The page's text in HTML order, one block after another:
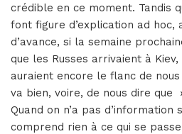
crédible en ce moment. Tandis
font figure d’explication ad hoc,
d’avance, si la semaine
que les Russes arrivaient à
auraient encore le flanc de
va bien, voire, de nous dire que
Quand on n’a pas d’information
comprend rien à ce qui se